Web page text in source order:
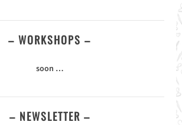
– WORKSHOPS –
soon …
– NEWSLETTER –